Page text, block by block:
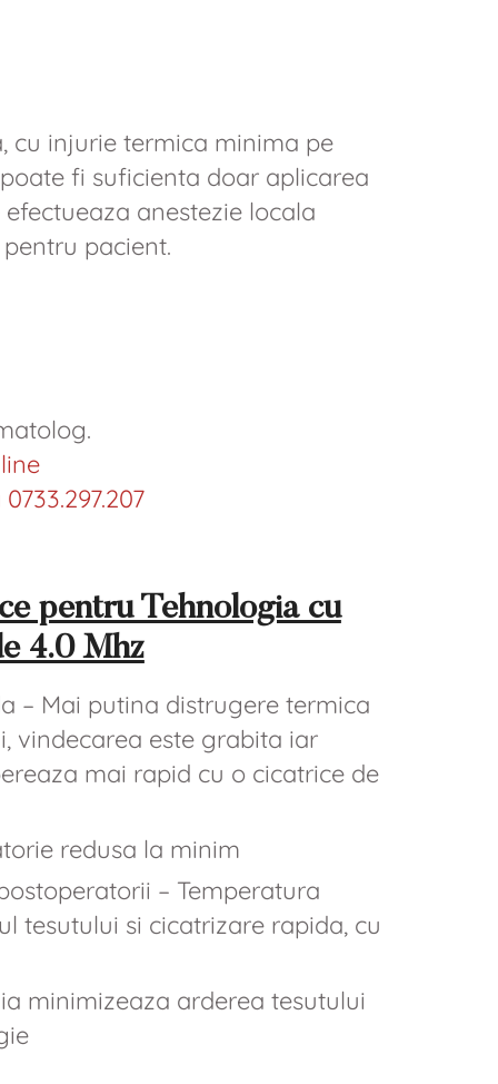
cu injurie termica minima pe
fi suficienta doar aplicarea
anestezie locala
pacient.
pentru Tehnologia cu
4.0 Mhz
– Mai putina distrugere termica
vindecarea este grabita iar
mai rapid cu o cicatrice de
redusa la minim
– Temperatura
tesutului si cicatrizare rapida, cu
minimizeaza arderea tesutului